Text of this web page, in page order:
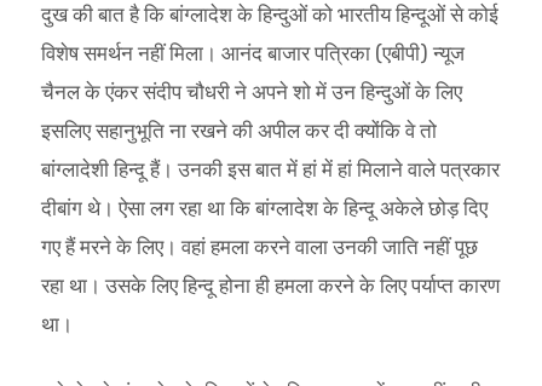
दुख की बात है कि बांग्लादेश के हिन्दुओं को भारतीय हिन्दूओं से कोई
विशेष समर्थन नहीं मिला। आनंद बाजार पत्रिका (एबीपी) न्यूज
चैनल के एंकर संदीप चौधरी ने अपने शो में उन हिन्दुओं के लिए
इसलिए सहानुभूति ना रखने की अपील कर दी क्योंकि वे तो
बांग्लादेशी हिन्दू हैं। उनकी इस बात में हां में हां मिलाने वाले पत्रकार
दीबांग थे। ऐसा लग रहा था कि बांग्लादेश के हिन्दू अकेले छोड़ दिए
गए हैं मरने के लिए। वहां हमला करने वाला उनकी जाति नहीं पूछ
रहा था। उसके लिए हिन्दू होना ही हमला करने के लिए पर्याप्त कारण
था।